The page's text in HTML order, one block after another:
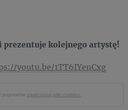
prezentuje kolejnego artystę!
youtu.be/1TT6IYenCxg
poprawnie zaakceptuj pliki cookies.